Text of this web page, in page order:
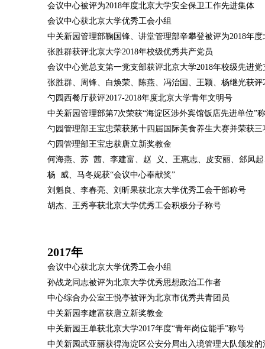
会议中心被评为2018年度北京大学安全保卫工作先进集体
会议中心获北京大学优秀工会小组
中关新园管理部鞠国锋、讲堂管理部辛攀登被评为2018年
张胜群获评北京大学2018年校级优秀共产党员
会议中心党总支第一党支部获评北京大学2018年校级先进
张胜群、
周锋、 白焕荣、陈燕、冯治国、王颖、杨继光获评
勺园西餐厅获评2017-2018年度北京大学青年文明号
中关新园管理部第7次荣获“海淀区涉外宾馆饭店先进单位”
勺园管理部王宝忠荣获第十四届国际美食养生大赛并荣获
勺园管理部王宝忠获唐立新奖教金
何海燕、苏 茜、李建富、赵 义、王惠志、皮安丽、郐凤
杨 威、马冬妮获“会议中心奉献奖”
刘魁良、李春亮、刘昕果获北京大学优秀工会干部称号
胡杰、王秀亭获北京大学优秀工会积极分子称号
2017年
会议中心获北京大学优秀工会小组
孙战龙同志被评为北京大学优秀思想政治工作者
中心综合办公室王悦亭被评为北京市优秀共青团员
中关新园李建富获唐立新奖教金
中关新园王单获北京大学2017年度“青年岗位能手”称号
中关新园武亚丽获得海淀区公安分局出入境管理大队颁发